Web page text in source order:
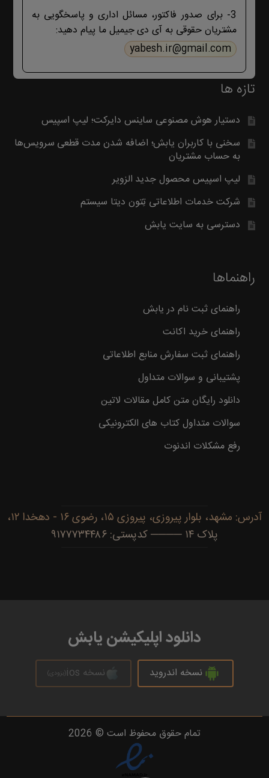
3- برای صدور فاکتور، مسائل اداری و پاسخگویی به
مشتریان حقوقی به آی دی جیمیل ما پیام دهید:
yabesh.ir@gmail.com
تازه ها
دستیار هوش مصنوعی ساینس دایرکت؛ لیپ اسپیس
سخنی با کاربران یابش؛ اضافه شدن مدت قطعی سرویس‌ها
به حساب مشتریان
لیپ اسپیس محصول جدید الزویر
شرکت خدمات اطلاعاتی تِتون دیتا سیستم
دسترسی به سایت یابش
راهنماها
راهنمای ثبت نام در یابش
راهنمای خرید اکانت
راهنمای ثبت سفارش منابع اطلاعاتی
پشتیبانی و سوالات متداول
دانلود رایگان متن کامل مقالات لاتین
سوالات متداول کتاب های الکترونیکی
رفع مشکلات اندنوت
آدرس: مشهد، بلوار پیروزی، پیروزی ۱۵، رضوی ۱۶ - دهخدا ۱۲،
پلاک ۱۴ ──── کدپستی: ۹۱۷۷۷۳۴۴۸۶
دانلود اپلیکیشن یابش
نسخه اندروید نسخه ios (بزودی)
تمام حقوق محفوظ است © 2026